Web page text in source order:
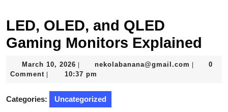
LED, OLED, and QLED
Gaming Monitors Explained
March 10, 2026 March
10,
nekolabanana@gmail.com
0
Comment
10:37 pm
Categories: Uncategorized